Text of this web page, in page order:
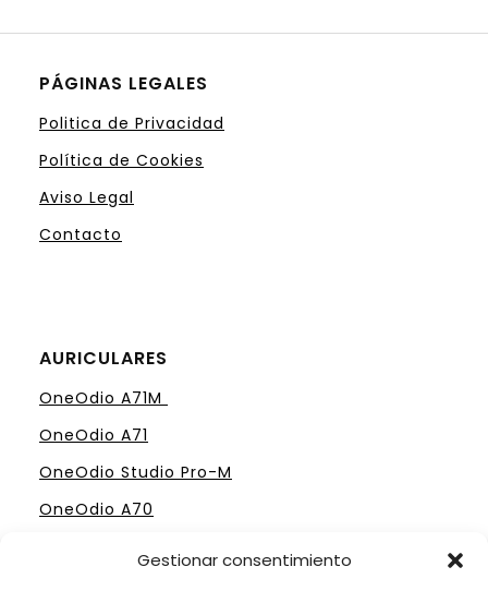
Gestionar consentimiento
PÁGINAS LEGALES
Politica de Privacidad
Política de Cookies
Aviso Legal
Contacto
AURICULARES
OneOdio A71M
OneOdio A71
OneOdio Studio Pro-M
OneOdio A70